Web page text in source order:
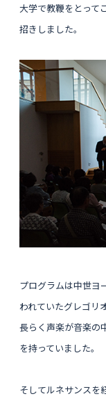
大学で教鞭をとっ
招きしました。
プログラムは中世ヨ
われていたグレゴリ
長らく声楽が音楽の
を持っていました。
そしてルネサンスを